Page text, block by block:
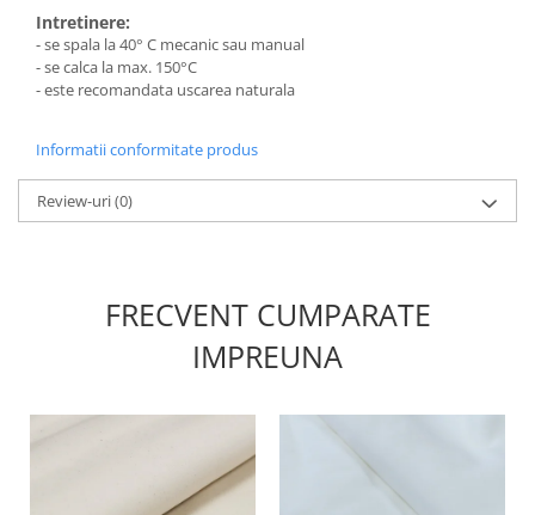
Intretinere:
- se spala la 40° C mecanic sau manual
- se calca la max. 150°C
- este recomandata uscarea naturala
Informatii conformitate produs
Review-uri(0)
FRECVENT CUMPARATE
IMPREUNA